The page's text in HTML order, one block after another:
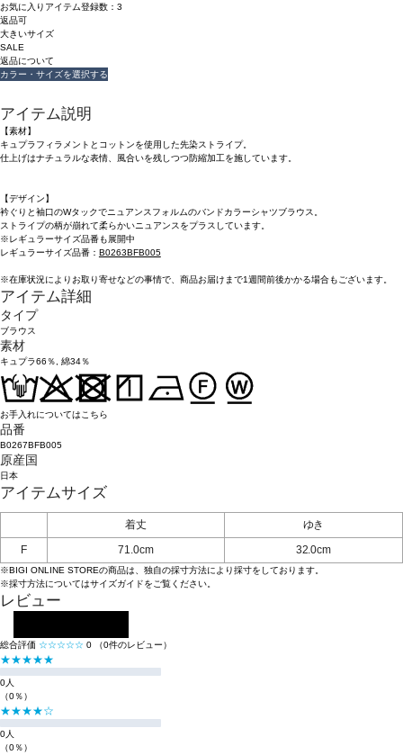
お気に入りアイテム登録数： 3
返品可
大きいサイズ
SALE
返品について
カラー・サイズを選択する
アイテム説明
【素材】
キュプラフィラメントとコットンを使用した先染ストライプ。
仕上げはナチュラルな表情、風合いを残しつつ防縮加工を施しています。
【デザイン】
衿ぐりと袖口のWタックでニュアンスフォルムのバンドカラーシャツブラウス。
ストライプの柄が崩れて柔らかいニュアンスをプラスしています。
※レギュラーサイズ品番も展開中
レギュラーサイズ品番： B0263BFB005
※在庫状況によりお取り寄せなどの事情で、商品お届けまで1週間前後かかる場合もございます。
アイテム詳細
タイプ
ブラウス
素材
キュプラ66％, 綿34％
お手入れについてはこちら
品番
B0267BFB005
原産国
日本
アイテムサイズ
着丈
ゆき
F
71.0cm 32.0cm
※BIGI ONLINE STOREの商品は、独自の採寸方法により採寸をしております。
※採寸方法についてはサイズガイドをご覧ください。
レビュー
総合評価 ☆☆☆☆☆ 0 （0件のレビュー）
★★★★★
0人
（0％）
★★★★☆
0人
（0％）